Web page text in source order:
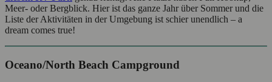
Meer- oder Bergblick. Hier ist das ganze Jahr über Sommer und die
Liste der Aktivitäten in der Umgebung ist schier unendlich – a
dream comes true!
Oceano/North Beach Campground